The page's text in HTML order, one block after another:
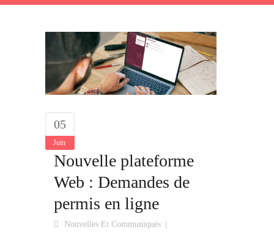
05
Juin
Nouvelle plateforme
Web : Demandes de
permis en ligne
Nouvelles Et Communiqués